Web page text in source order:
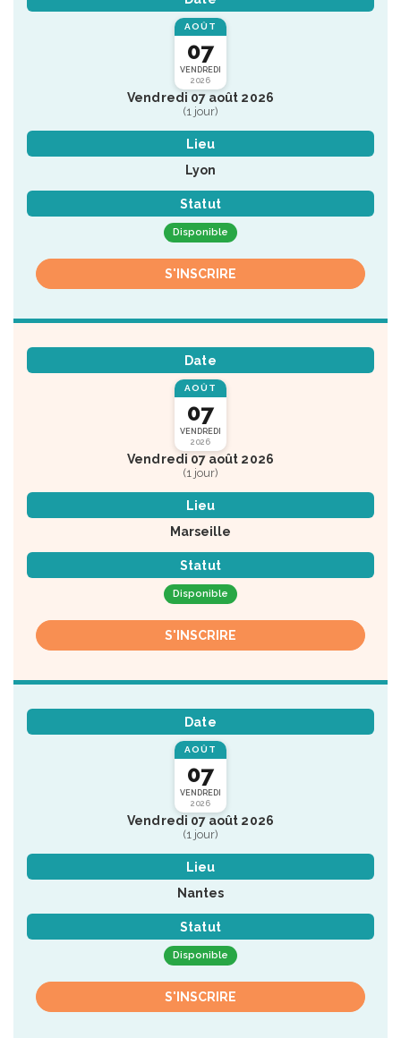
AOÛT
07
VENDREDI
2026
Vendredi 07 août 2026
(1 jour)
Lieu
Lyon
Statut
Disponible
S'INSCRIRE
Date
AOÛT
07
VENDREDI
2026
Vendredi 07 août 2026
(1 jour)
Lieu
Marseille
Statut
Disponible
S'INSCRIRE
Date
AOÛT
07
VENDREDI
2026
Vendredi 07 août 2026
(1 jour)
Lieu
Nantes
Statut
Disponible
S'INSCRIRE